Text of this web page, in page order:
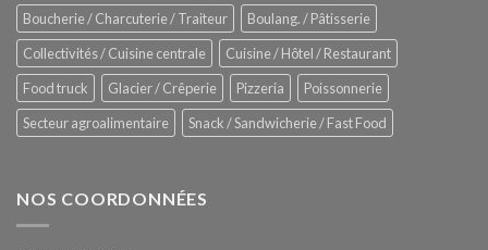
totale
automatisée
Boucherie / Charcuterie / Traiteur
Boulang. / Pâtisserie
Collectivités / Cuisine centrale
Cuisine / Hôtel / Restaurant
Food truck
Glacier / Crêperie Pizzeria
Poissonnerie
Secteur agroalimentaire
Snack / Sandwicherie / Fast Food
NOS COORDONNÉES